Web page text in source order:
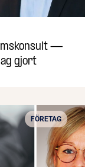
—
gjort
FÖRETAG